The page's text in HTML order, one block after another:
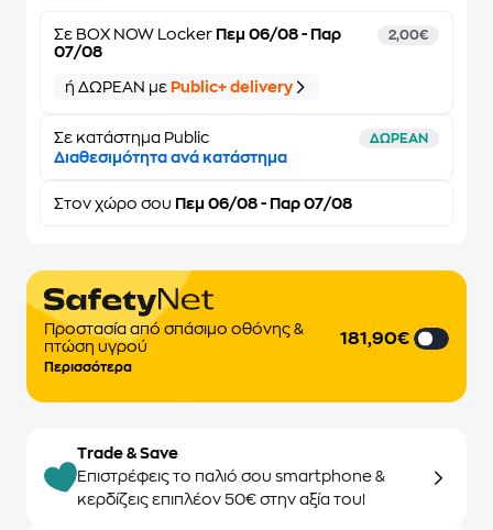
Σε BOX NOW Locker Πεμ 06/08 - Παρ
07/08
2,00€
ή ΔΩΡΕΑΝ με Public+ delivery
Σε κατάστημα Public ΔΩΡΕΑΝ
Διαθεσιμότητα ανά κατάστημα
Στον χώρο σου Πεμ 06/08 - Παρ 07/08
Προστασία από σπάσιμο οθόνης &
πτώση υγρού
Περισσότερα
181,90€
Trade & Save
Επιστρέφεις το παλιό σου smartphone &
κερδίζεις επιπλέον 50€ στην αξία του!